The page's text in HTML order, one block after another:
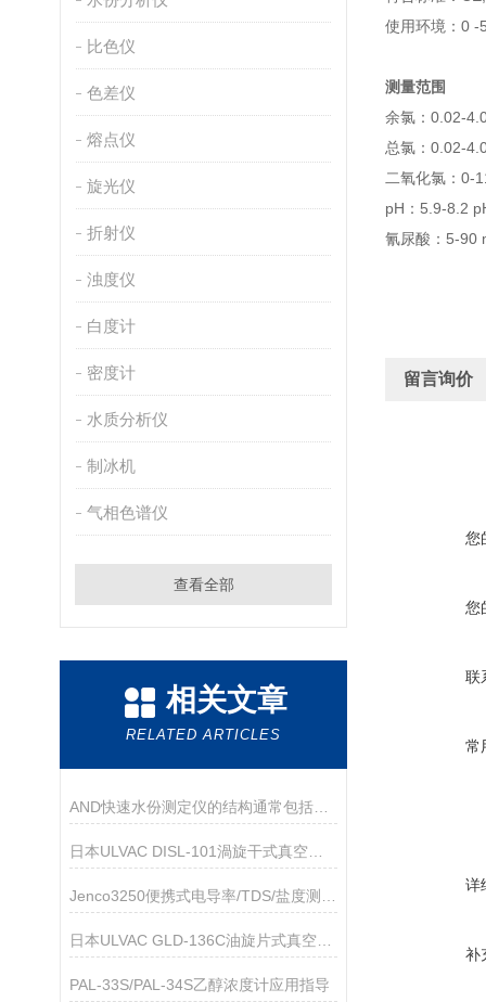
比色仪
色差仪
熔点仪
旋光仪
折射仪
浊度仪
白度计
密度计
水质分析仪
制冰机
气相色谱仪
查看全部
相关文章
RELATED ARTICLES
AND快速水份测定仪的结构通常包括以下主要部件
PAL-33S/PAL-34S乙醇浓度计应用指导
使用环境：0
测量范围
余氯：0.02-
总氯：0.02-
二氧化氯：0-
pH：5.9-8.2
氰尿酸：5-90
留言询价
您
您
联
常
详
补